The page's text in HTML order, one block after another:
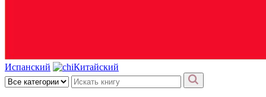
Испанский Китайский